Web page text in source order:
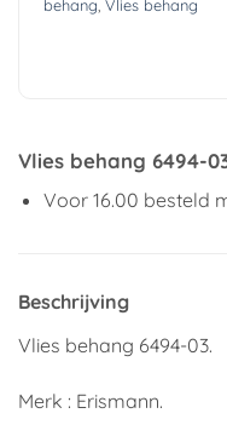
behang Vlies behang
Vlies behang 6494-
Voor 16.00 besteld
Beschrijving
Vlies behang 6494-03.
Merk : Erismann.